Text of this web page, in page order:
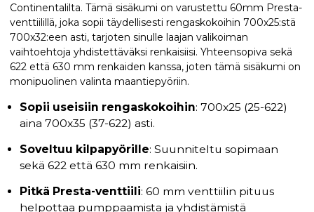
Continentalilta. Tämä sisäkumi on varustettu 60mm Presta-
venttiilillä, joka sopii täydellisesti rengaskokoihin 700x25:stä
700x32:een asti, tarjoten sinulle laajan valikoiman
vaihtoehtoja yhdistettäväksi renkaisiisi. Yhteensopiva sekä
622 että 630 mm renkaiden kanssa, joten tämä sisäkumi on
monipuolinen valinta maantiepyöriin.
Sopii useisiin rengaskokoihin: 700x25 (25-622)
aina 700x35 (37-622) asti.
Soveltuu kilpapyörille: Suunniteltu sopimaan
sekä 622 että 630 mm renkaisiin.
Pitkä Presta-venttiili: 60 mm venttiilin pituus
helpottaa pumppaamista ja yhdistämistä